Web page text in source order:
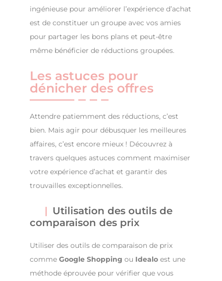
ingénieuse pour améliorer l’expérience d’achat
est de constituer un groupe avec vos amies
pour partager les bons plans et peut-être
même bénéficier de réductions groupées.
Les astuces pour
dénicher des offres
Attendre patiemment des réductions, c’est
bien. Mais agir pour débusquer les meilleures
affaires, c’est encore mieux ! Découvrez à
travers quelques astuces comment maximiser
votre expérience d’achat et garantir des
trouvailles exceptionnelles.
Utilisation des outils de
comparaison des prix
Utiliser des outils de comparaison de prix
comme Google Shopping ou Idealo est une
méthode éprouvée pour vérifier que vous